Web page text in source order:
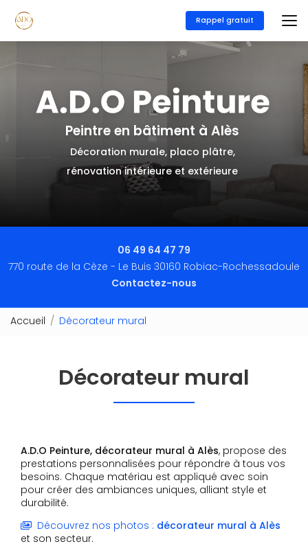
contenu
principal
Rappel gratuit
Peintre en bâtiment à Alès
Décoration murale, placo plâtre,
rénovation intérieure et extérieure
06 49 64 47 79
770 route de la Cèze - Le Buis 30160 Robiac-Rochessadoule
Contactez-nous
Accueil Décorateur mural
Décorateur mural
A.D.O Peinture, décorateur mural à Alès, propose des
prestations personnalisées pour répondre à tous vos
besoins. Chaque matériau est appliqué avec soin
pour créer des ambiances uniques, alliant style et
durabilité.
Découvrez nos photos : décorateur mural à Alès
et son secteur.